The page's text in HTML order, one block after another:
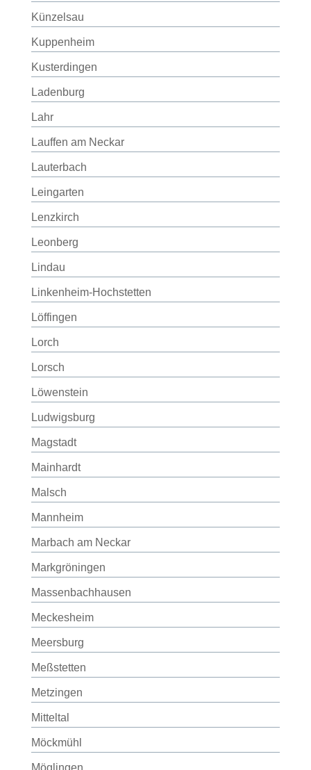
Künzelsau
Kuppenheim
Kusterdingen
Ladenburg
Lahr
Lauffen am Neckar
Lauterbach
Leingarten
Lenzkirch
Leonberg
Lindau
Linkenheim-Hochstetten
Löffingen
Lorch
Lorsch
Löwenstein
Ludwigsburg
Magstadt
Mainhardt
Malsch
Mannheim
Marbach am Neckar
Markgröningen
Massenbachhausen
Meckesheim
Meersburg
Meßstetten
Metzingen
Mitteltal
Möckmühl
Möglingen